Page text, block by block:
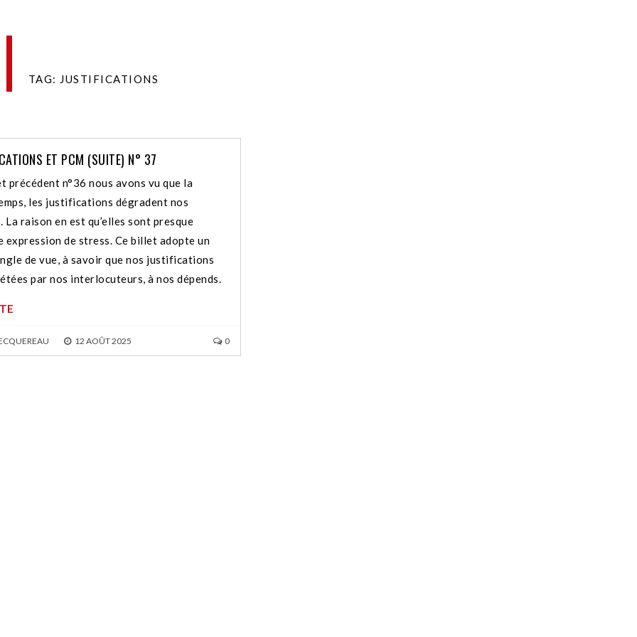
TAG: JUSTIFICATIONS
ET PCM (SUITE) N° 37
précédent n°36 nous avons vu que la
les justifications dégradent nos
raison en est qu’elles sont presque
expression de stress. Ce billet adopte un
de vue, à savoir que nos justifications
par nos interlocuteurs, à nos dépends.
12 AOÛT 2025 0